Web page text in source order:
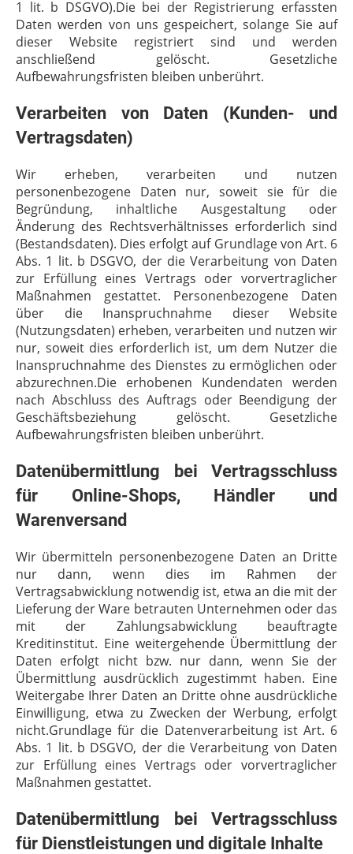
1 lit. b DSGVO).Die bei der Registrierung erfassten
Daten werden von uns gespeichert, solange Sie auf
dieser Website registriert sind und werden
anschließend gelöscht. Gesetzliche
Aufbewahrungsfristen bleiben unberührt.
Verarbeiten von Daten (Kunden- und
Vertragsdaten)
Wir erheben, verarbeiten und nutzen
personenbezogene Daten nur, soweit sie für die
Begründung, inhaltliche Ausgestaltung oder
Änderung des Rechtsverhältnisses erforderlich sind
(Bestandsdaten). Dies erfolgt auf Grundlage von Art. 6
Abs. 1 lit. b DSGVO, der die Verarbeitung von Daten
zur Erfüllung eines Vertrags oder vorvertraglicher
Maßnahmen gestattet. Personenbezogene Daten
über die Inanspruchnahme dieser Website
(Nutzungsdaten) erheben, verarbeiten und nutzen wir
nur, soweit dies erforderlich ist, um dem Nutzer die
Inanspruchnahme des Dienstes zu ermöglichen oder
abzurechnen.Die erhobenen Kundendaten werden
nach Abschluss des Auftrags oder Beendigung der
Geschäftsbeziehung gelöscht. Gesetzliche
Aufbewahrungsfristen bleiben unberührt.
Datenübermittlung bei Vertragsschluss
für Online-Shops, Händler und
Warenversand
Wir übermitteln personenbezogene Daten an Dritte
nur dann, wenn dies im Rahmen der
Vertragsabwicklung notwendig ist, etwa an die mit der
Lieferung der Ware betrauten Unternehmen oder das
mit der Zahlungsabwicklung beauftragte
Kreditinstitut. Eine weitergehende Übermittlung der
Daten erfolgt nicht bzw. nur dann, wenn Sie der
Übermittlung ausdrücklich zugestimmt haben. Eine
Weitergabe Ihrer Daten an Dritte ohne ausdrückliche
Einwilligung, etwa zu Zwecken der Werbung, erfolgt
nicht.Grundlage für die Datenverarbeitung ist Art. 6
Abs. 1 lit. b DSGVO, der die Verarbeitung von Daten
zur Erfüllung eines Vertrags oder vorvertraglicher
Maßnahmen gestattet.
Datenübermittlung bei Vertragsschluss
für Dienstleistungen und digitale Inhalte